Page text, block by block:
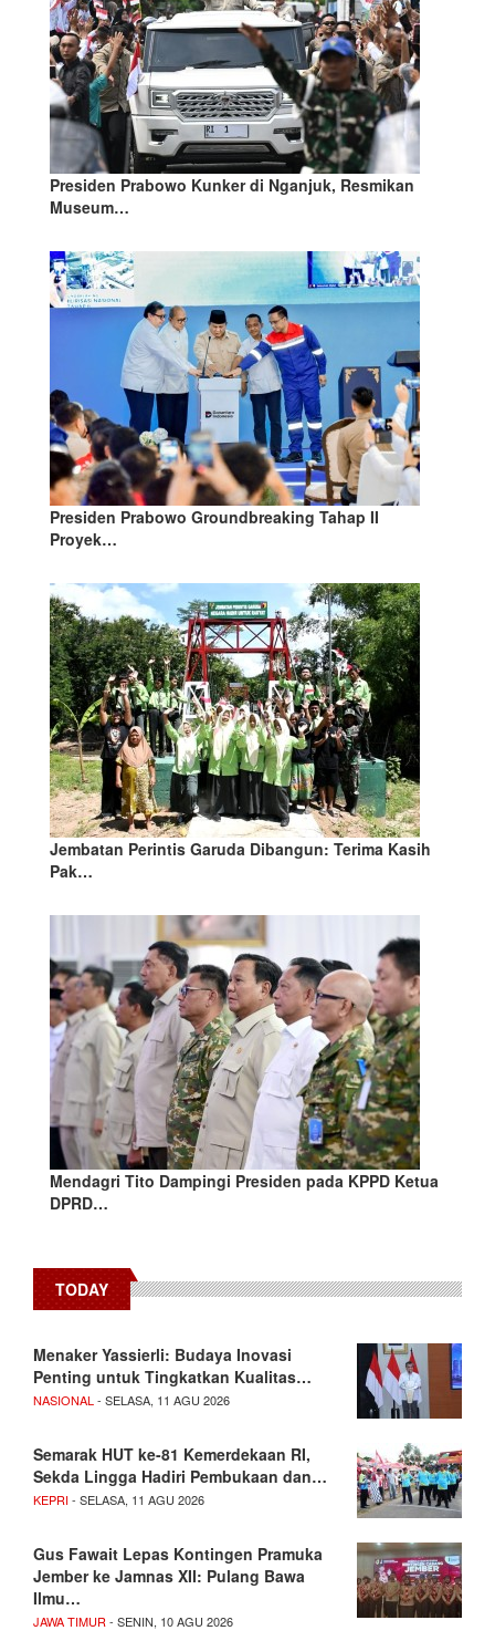
Presiden Prabowo Kunker di Nganjuk, Resmikan
Museum…
Presiden Prabowo Groundbreaking Tahap II
Proyek…
Jembatan Perintis Garuda Dibangun: Terima Kasih
Pak…
Mendagri Tito Dampingi Presiden pada KPPD Ketua
DPRD…
TODAY
Menaker Yassierli: Budaya Inovasi
Penting untuk Tingkatkan Kualitas…
NASIONAL- SELASA, 11 AGU 2026
Semarak HUT ke-81 Kemerdekaan RI,
Sekda Lingga Hadiri Pembukaan dan…
KEPRI- SELASA, 11 AGU 2026
Gus Fawait Lepas Kontingen Pramuka
Jember ke Jamnas XII: Pulang Bawa
Ilmu…
JAWA TIMUR- SENIN, 10 AGU 2026